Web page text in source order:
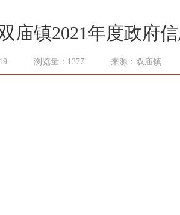
庙镇2021年度政府
浏览量：1377 来源：双庙镇